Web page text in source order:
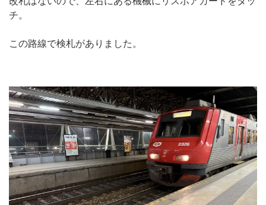
チ。
この路線で検札がありました。